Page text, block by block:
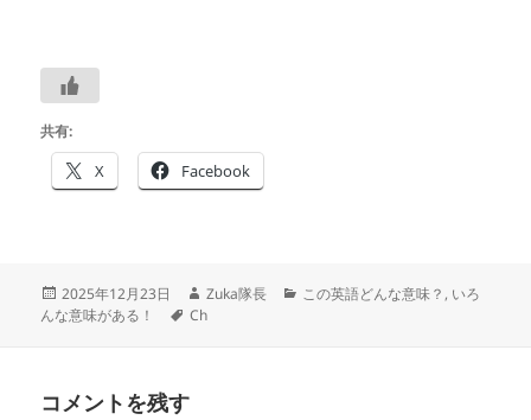
共有:
X Facebook
投
稿
2025年12月23日
作
成
Zuka隊長
カ
この英語どんな意味？ , いろ
んな意味がある！
タ
Ch
コメントを残す